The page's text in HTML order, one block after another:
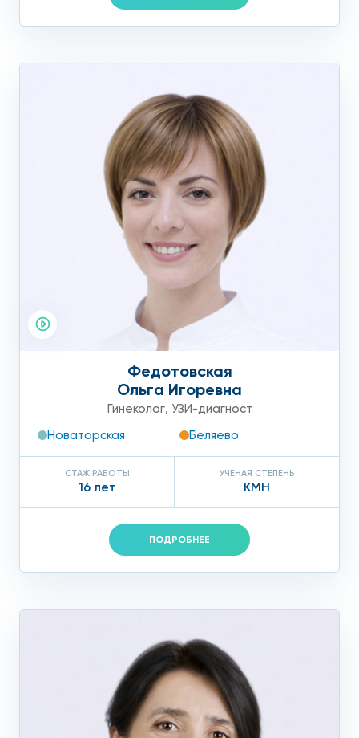
Федотовская
Ольга Игоревна
Гинеколог, УЗИ-диагност
Новаторская
Беляево
СТАЖ РАБОТЫ
16 лет
УЧЕНАЯ СТЕПЕНЬ
КМН
ПОДРОБНЕЕ